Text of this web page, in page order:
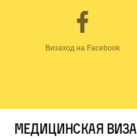
Визаход на Facebook
Медицинская виза